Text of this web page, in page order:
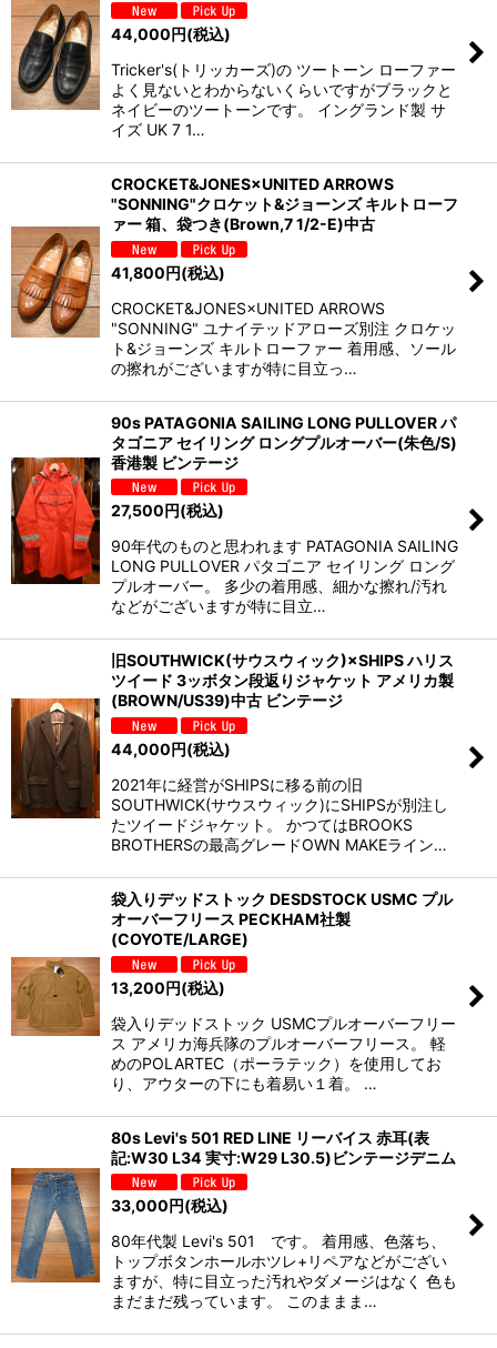
44,000円(税込)
Tricker's(トリッカーズ)の ツートーン ローファー
よく見ないとわからないくらいですがブラックと
ネイビーのツートーンです。 イングランド製 サ
イズ UK 7 1…
CROCKET&JONES×UNITED ARROWS
"SONNING"クロケット&ジョーンズ キルトローフ
ァー 箱、袋つき(Brown,7 1/2-E)中古
41,800円(税込)
CROCKET&JONES×UNITED ARROWS
"SONNING" ユナイテッドアローズ別注 クロケッ
ト&ジョーンズ キルトローファー 着用感、ソール
の擦れがございますが特に目立っ…
90s PATAGONIA SAILING LONG PULLOVER パ
タゴニア セイリング ロングプルオーバー(朱色/S)
香港製 ビンテージ
27,500 円(税込)
90年代のものと思われます PATAGONIA SAILING
LONG PULLOVER パタゴニア セイリング ロング
プルオーバー。 多少の着用感、細かな擦れ/汚れ
などがございますが特に目立…
旧SOUTHWICK(サウスウィック)×SHIPS ハリス
ツイード 3ッボタン段返りジャケット アメリカ製
(BROWN/US39)中古 ビンテージ
44,000円(税込)
2021年に経営がSHIPSに移る前の旧
SOUTHWICK(サウスウィック)にSHIPSが別注し
たツイードジャケット。 かつてはBROOKS
BROTHERSの最高グレードOWN MAKEライン…
袋入りデッドストック DESDSTOCK USMC プル
オーバーフリース PECKHAM社製
(COYOTE/LARGE)
13,200円(税込)
袋入りデッドストック USMCプルオーバーフリー
ス アメリカ海兵隊のプルオーバーフリース。 軽
めのPOLARTEC（ポーラテック）を使用してお
り、アウターの下にも着易い１着。 …
80s Levi's 501 RED LINE リーバイス 赤耳(表
記:W30 L34 実寸:W29 L30.5)ビンテージデニム
33,000 円(税込)
80年代製 Levi's 501 です。 着用感、色落ち、
トップボタンホールホツレ+リペアなどがござい
ますが、特に目立った汚れやダメージはなく 色も
まだまだ残っています。 このままま…